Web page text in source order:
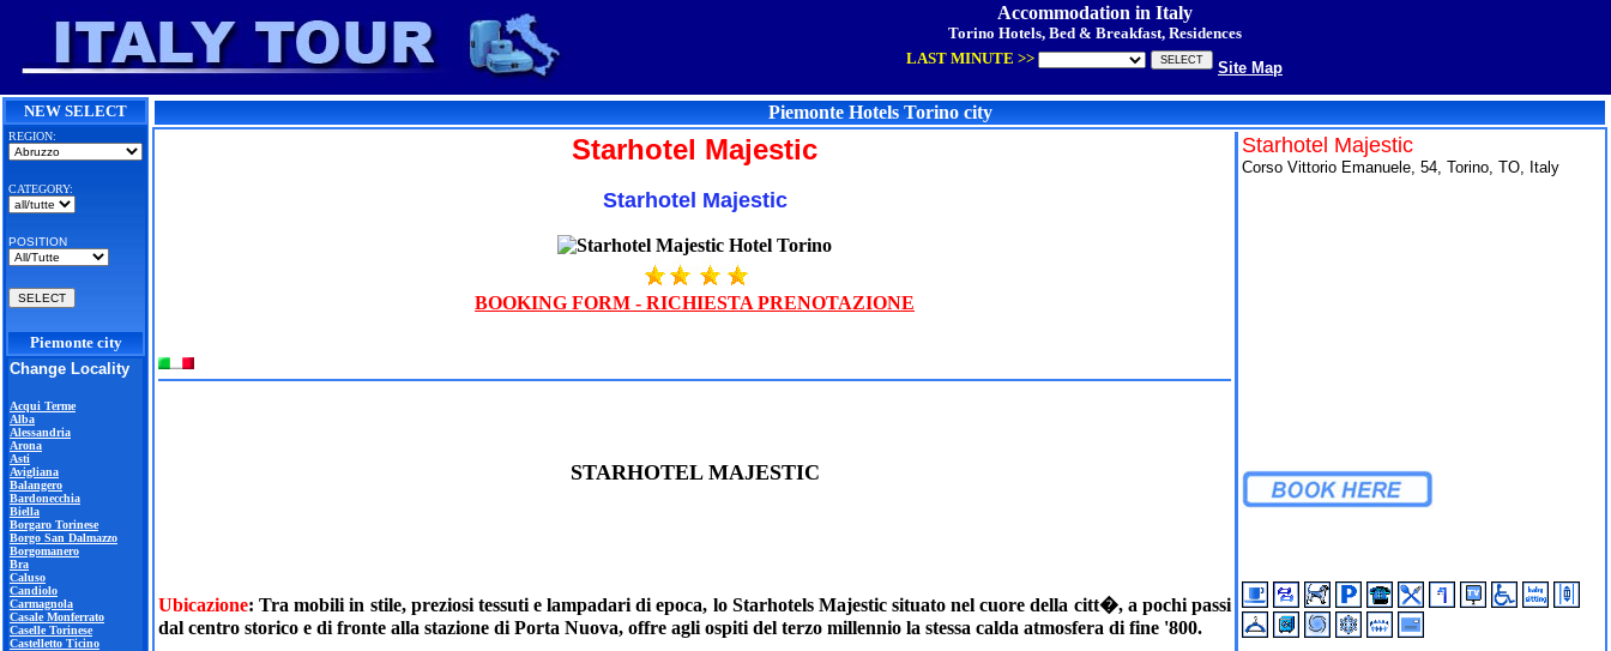
Accommodation in Italy
Torino Hotels, Bed & Breakfast, Residences
LAST MINUTE >>
Site Map
NEW SELECT
REGION:
CATEGORY:
POSITION
Piemonte city
Change Locality
Acqui Terme
Alba
Alessandria
Arona
Asti
Avigliana
Balangero
Bardonecchia
Biella
Borgaro Torinese
Borgo San Dalmazzo
Borgomanero
Bra
Caluso
Candiolo
Carmagnola
Casale Monferrato
Caselle Torinese
Castelletto Ticino
Piemonte Hotels Torino city
Starhotel Majestic
Starhotel Majestic
BOOKING FORM - RICHIESTA PRENOTAZIONE
STARHOTEL MAJESTIC
Ubicazione: Tra mobili in stile, preziosi tessuti e lampadari di epoca, lo Starhotels Majestic situato nel cuore della citt�, a pochi passi
dal centro storico e di fronte alla stazione di Porta Nuova, offre agli ospiti del terzo millennio la stessa calda atmosfera di fine '800.
Starhotel Majestic
Corso Vittorio Emanuele, 54, Torino, TO, Italy